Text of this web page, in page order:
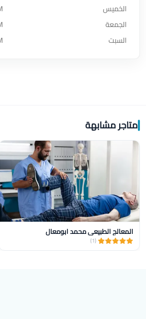
الخميس
الجمعة
السبت
متاجر مشابهة
المعالج الطبيعي محمد ابومعال
(1)